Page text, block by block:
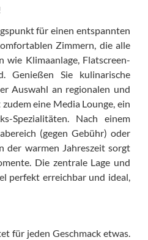
für einen entspannten
Zimmern, die alle
Klimaanlage, Flatscreen-
Genießen Sie kulinarische
Auswahl an regionalen und
eine Media Lounge, ein
Spezialitäten. Nach einem
(gegen Gebühr) oder
der warmen Jahreszeit sorgt
Die zentrale Lage und
perfekt erreichbar und ideal,
für jeden Geschmack etwas.